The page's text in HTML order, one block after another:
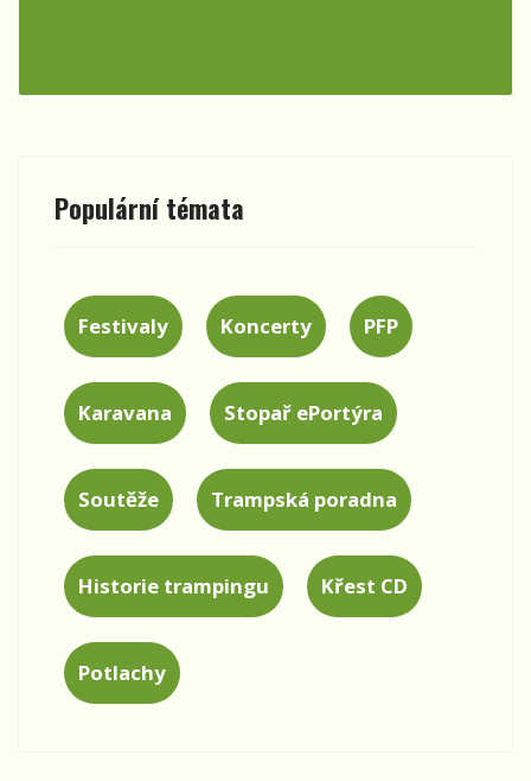
Populární témata
Festivaly Koncerty PFP
Karavana Stopař ePortýra
Soutěže Trampská poradna
Historie trampingu Křest CD
Potlachy